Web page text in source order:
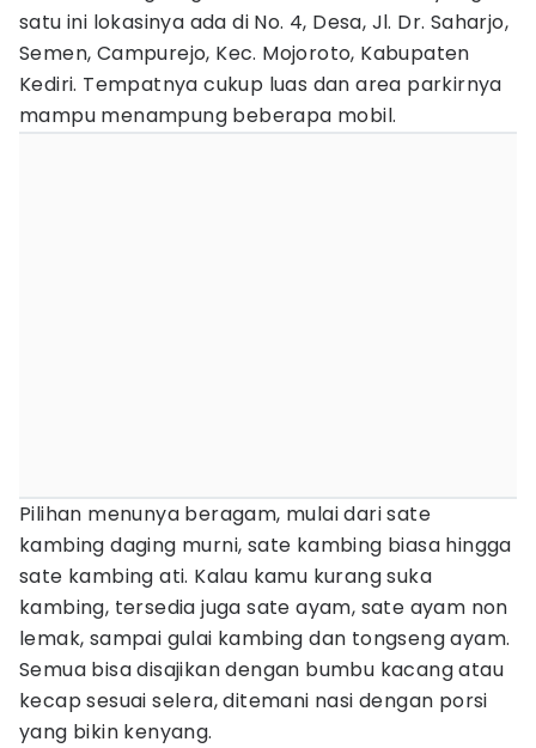
satu ini lokasinya ada di No. 4, Desa, Jl. Dr. Saharjo,
Semen, Campurejo, Kec. Mojoroto, Kabupaten
Kediri. Tempatnya cukup luas dan area parkirnya
mampu menampung beberapa mobil.
Pilihan menunya beragam, mulai dari sate
kambing daging murni, sate kambing biasa hingga
sate kambing ati. Kalau kamu kurang suka
kambing, tersedia juga sate ayam, sate ayam non
lemak, sampai gulai kambing dan tongseng ayam.
Semua bisa disajikan dengan bumbu kacang atau
kecap sesuai selera, ditemani nasi dengan porsi
yang bikin kenyang.